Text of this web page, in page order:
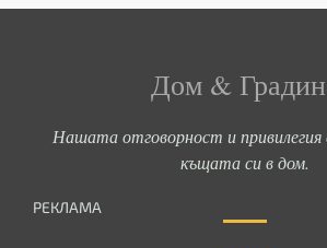
Дом &
Нашата отговорност и привилегия
къщата си в дом.
РЕКЛАМА